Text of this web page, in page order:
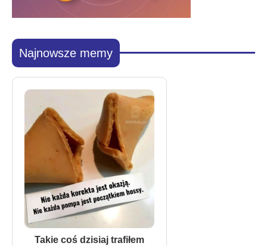
Najnowsze memy
Takie coś dzisiaj trafiłem